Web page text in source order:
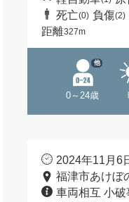
死亡(0) 負傷(2)
距離327m
0～24歳
他
2024年11月6
福津市あけぼ
車両相互 小破